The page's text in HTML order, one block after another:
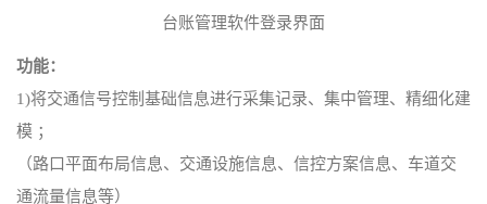
台账管理软件登录界面
功能：
1)将交通信号控制基础信息进行采集记录、集中管理、精细化建
模 ；
（路口平面布局信息、交通设施信息、信控方案信息、车道交
通流量信息等）